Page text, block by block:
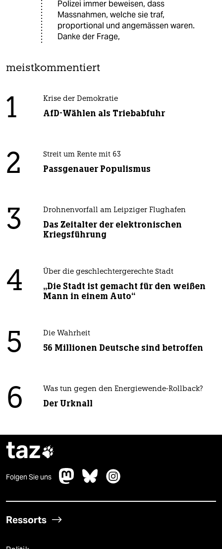
Polizei immer beweisen, dass
Massnahmen, welche sie traf,
proportional und angemässen waren.
Danke der Frage,
meistkommentiert
1 Krise der Demokratie
AfD-Wählen als Triebabfuhr
2 Streit um Rente mit 63
Passgenauer Populismus
3 Drohnenvorfall am Leipziger Flughafen
Das Zeitalter der elektronischen
Kriegsführung
4 Über die geschlechtergerechte Stadt
„Die Stadt ist gemacht für den weißen
Mann in einem Auto“
5 Die Wahrheit
56 Millionen Deutsche sind betroffen
6 Was tun gegen den Energiewende-Rollback?
Der Urknall
taz
Folgen Sie uns
Ressorts